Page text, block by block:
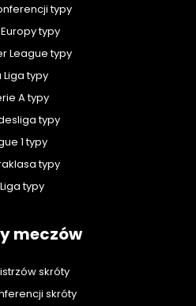
typy
typy
League typy
Liga typy
A typy
typy
1 typy
typy
Liga typy
meczów
skróty
skróty